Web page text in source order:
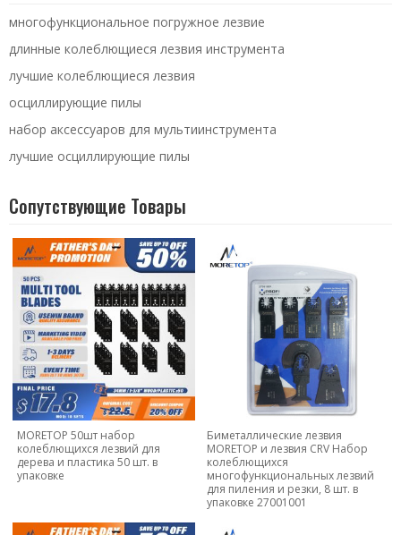
многофункциональное погружное лезвие
длинные колеблющиеся лезвия инструмента
лучшие колеблющиеся лезвия
осциллирующие пилы
набор аксессуаров для мультиинструмента
лучшие осциллирующие пилы
Сопутствующие Товары
MORETOP 50шт набор
колеблющихся лезвий для
дерева и пластика 50 шт. в
упаковке
Биметаллические лезвия
MORETOP и лезвия CRV Набор
колеблющихся
многофункциональных лезвий
для пиления и резки, 8 шт. в
упаковке 27001001